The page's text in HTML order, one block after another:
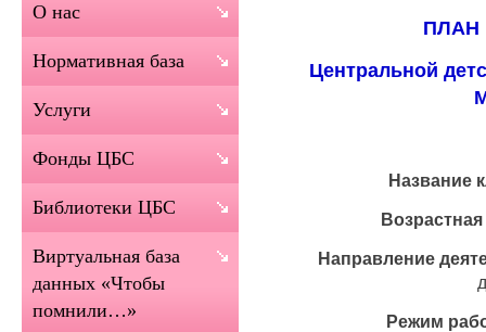
ПЛАН
Центральной
Название
Возрастная
Направление
Режим
О нас
Нормативная база
Услуги
Фонды ЦБС
Библиотеки ЦБС
Виртуальная база
данных «Чтобы
помнили…»